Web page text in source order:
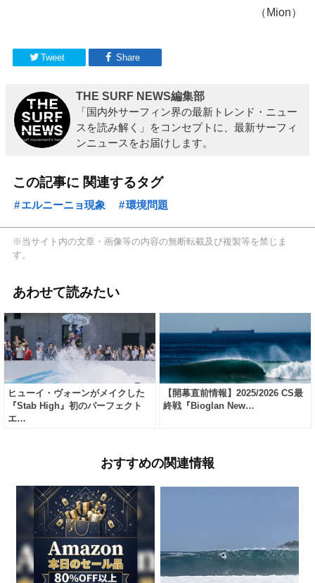
（Mion）
Tweet Share
THE SURF NEWS編集部
「国内外サーフィン界の最新トレンド・ニュー
スを読み解く」をコンセプトに、最新サーフィ
ンニュースをお届けします。
この記事に 関連するタグ
エルニーニョ現象 環境問題
※当サイト内の文章・画像等の内容の無断転載及び複製等を禁じま
す。
あわせて読みたい
ヒューイ・ヴォーンがメイクした
『Stab High』初のパーフェクト
エ…
【開幕直前情報】2025/2026 CS最
終戦『Bioglan New…
おすすめの関連情報